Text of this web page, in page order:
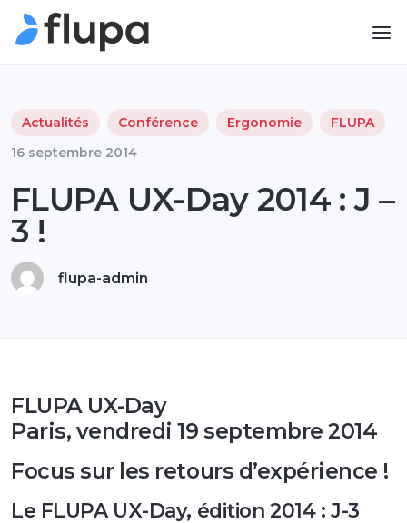
Actualités Conférence Ergonomie
FLUPA
16 septembre 2014
FLUPA UX-Day 2014 : J –
3 !
flupa-admin
FLUPA UX-Day
Paris, vendredi 19 septembre 2014
Focus sur les retours d’expérience !
Le FLUPA UX-Day, édition 2014 : J-3